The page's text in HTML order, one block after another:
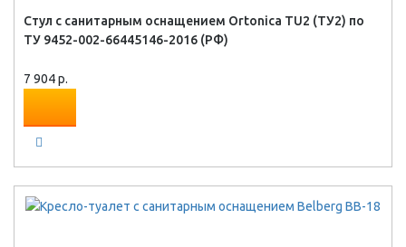
Стул с санитарным оснащением Ortonica TU2 (ТУ2) по
ТУ 9452-002-66445146-2016 (РФ)
7 904 р.